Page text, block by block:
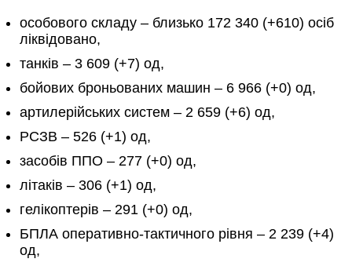
особового складу – близько 172 340 (+610) осіб
ліквідовано,
танків – 3 609 (+7) од,
бойових броньованих машин – 6 966 (+0) од,
артилерійських систем – 2 659 (+6) од,
РСЗВ – 526 (+1) од,
засобів ППО – 277 (+0) од,
літаків – 306 (+1) од,
гелікоптерів – 291 (+0) од,
БПЛА оперативно-тактичного рівня – 2 239 (+4)
од,